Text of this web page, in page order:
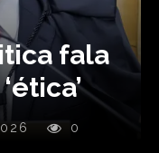
fala
0